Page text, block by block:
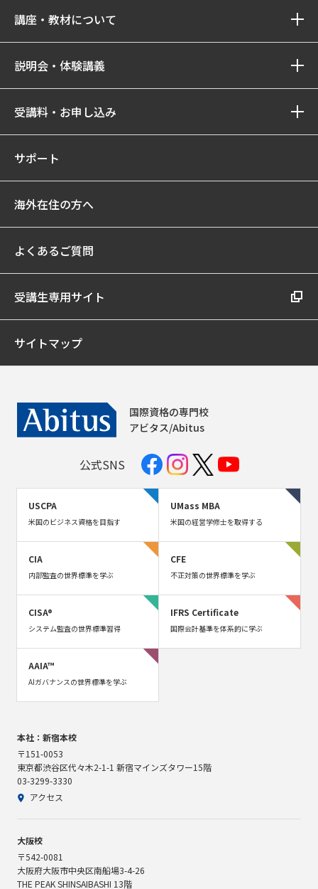
講座・教材について
説明会・体験講義
受講料・お申し込み
サポート
海外在住の方へ
よくあるご質問
受講生専用サイト
サイトマップ
国際資格の専門校
アビタス/Abitus
公式SNS
USCPA
米国のビジネス資格を目指す
UMass MBA
米国の経営学修士を取得する
CIA
内部監査の世界標準を学ぶ
CFE
不正対策の世界標準を学ぶ
CISA®
システム監査の世界標準習得
IFRS Certificate
国際会計基準を体系的に学ぶ
AAIA™
AIガバナンスの世界標準を学ぶ
本社：新宿本校
〒151-0053
東京都渋谷区代々木2-1-1 新宿マインズタワー15階
03-3299-3330
アクセス
大阪校
〒542-0081
大阪府大阪市中央区南船場3-4-26
THE PEAK SHINSAIBASHI 13階